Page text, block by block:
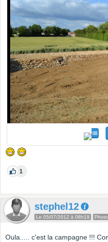
1
stephel12
Le 05/07/2012 à 08h19
Oula..... c'est la campagne !!!